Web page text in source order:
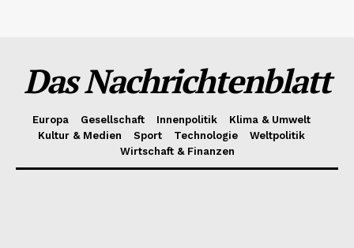
Das Nachrichtenblatt
Europa Gesellschaft Innenpolitik
Klima & Umwelt
Kultur & Medien
Sport Technologie
Weltpolitik
Wirtschaft & Finanzen